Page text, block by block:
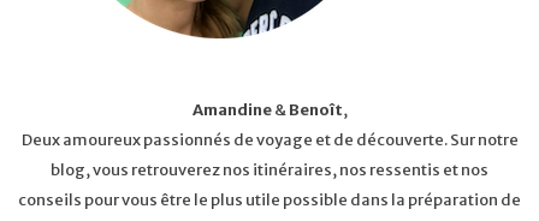
Amandine&Benoît,
Deux amoureux passionnés de voyage et de découverte. Sur notre
blog, vous retrouverez nos itinéraires, nos ressentis et nos
conseils pour vous être le plus utile possible dans la préparation de